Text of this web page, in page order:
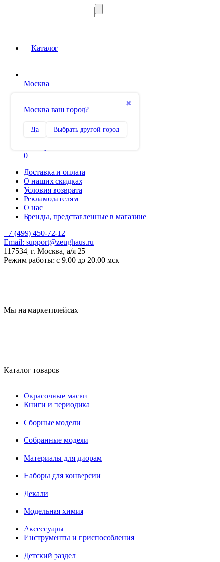
Каталог
Москва
✖
Москва ваш город?
Да Выбрать другой город
Сравнение
0
Доставка и оплата
О наших скидках
Условия возврата
Рекламодателям
О нас
Бренды, представленные в магазине
+7 (499) 450-72-12
Email: support@zeughaus.ru
117534, г. Москва, а/я 25
Режим работы: с 9.00 до 20.00 мск
Мы на маркетплейсах
Каталог товаров
Окрасочные маски
Книги и периодика
Сборные модели
Собранные модели
Материалы для диорам
Наборы для конверсии
Декали
Модельная химия
Аксессуары
Инструменты и приспособления
Детский раздел